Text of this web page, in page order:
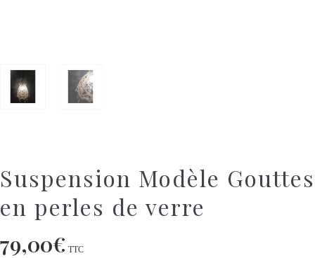
Suspension Modèle Gouttes
en perles de verre
79,00€ TTC